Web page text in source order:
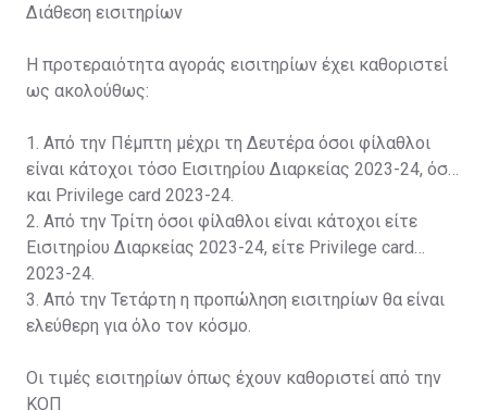
Διάθεση εισιτηρίων
Η προτεραιότητα αγοράς εισιτηρίων έχει καθοριστεί
ως ακολούθως:
1. Από την Πέμπτη μέχρι τη Δευτέρα όσοι φίλαθλοι
είναι κάτοχοι τόσο Εισιτηρίου Διαρκείας 2023-24, όσο
και Privilege card 2023-24.
2. Από την Τρίτη όσοι φίλαθλοι είναι κάτοχοι είτε
Εισιτηρίου Διαρκείας 2023-24, είτε Privilege card
2023-24.
3. Από την Τετάρτη η προπώληση εισιτηρίων θα είναι
ελεύθερη για όλο τον κόσμο.
Οι τιμές εισιτηρίων όπως έχουν καθοριστεί από την
ΚΟΠ